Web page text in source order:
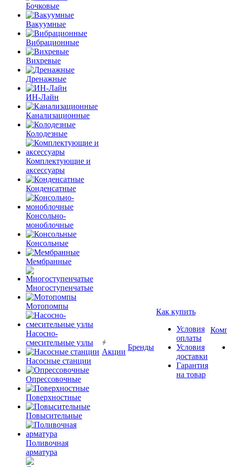
Бочковые
Вакуумные
Вибрационные
Вихревые
Дренажные
ИН-Лайн
Канализационные
Колодезные
Комплектующие и
аксессуары
Конденсатные
Консольно-
моноблочные
Консольные
Мембранные
Многоступенчатые
Мотопомпы
Насосно-
смесительные узлы
Насосные станции
Опрессовочные
Поверхностные
Повысительные
Поливочная
арматура
Акции
Бренды
Как купить
Условия
оплаты
Условия
доставки
Гарантия
на товар